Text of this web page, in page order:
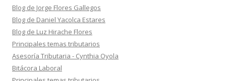
Blog de Jorge Flores Gallegos
Blog de Daniel Yacolca Estares
Blog de Luz Hirache Flores
Principales temas tributarios
Asesoría Tributaria - Cynthia Oyola
Bitácora Laboral